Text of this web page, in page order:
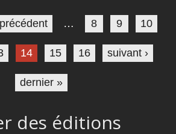
… 8 9 10
14 15 16 suivant ›
dernier »
des éditions